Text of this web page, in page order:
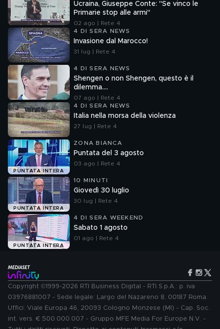
Ucraina, Giuseppe Conte: "Se vinco le
Primarie stop alle armi"
02 ago | Rete 4
4 DI SERA NEWS
Invasione dal Marocco!
31 lug | Rete 4
4 DI SERA NEWS
Shengen o non Shengen, questo è il
dilemma....
07 ago | Rete 4
4 DI SERA NEWS
Italia nella morsa della violenza
27 lug | Rete 4
PUNTATA INTERA
ZONA BIANCA
Puntata del 3 agosto
03 ago | Rete 4
PUNTATA INTERA
10 MINUTI
Giovedì 30 luglio
30 lug | Rete 4
PUNTATA INTERA
4 DI SERA WEEKEND
Sabato 1 agosto
01 ago | Rete 4
Copyright ©1999-2026 RTI Business Digital - RTI S.p.A.: p. iva
03976881007 - Sede legale: Largo del Nazareno 8, 00187 Roma.
Uffici: Viale Europa 46, 20093 Cologno Monzese (MI) - Cap. Soc.
int. vers. € 500.000.007 - Gruppo MFE Media For Europe N.V. -